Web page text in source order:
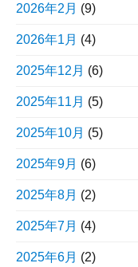
2026年2月 (9)
2026年1月 (4)
2025年12月 (6)
2025年11月 (5)
2025年10月 (5)
2025年9月 (6)
2025年8月 (2)
2025年7月 (4)
2025年6月 (2)